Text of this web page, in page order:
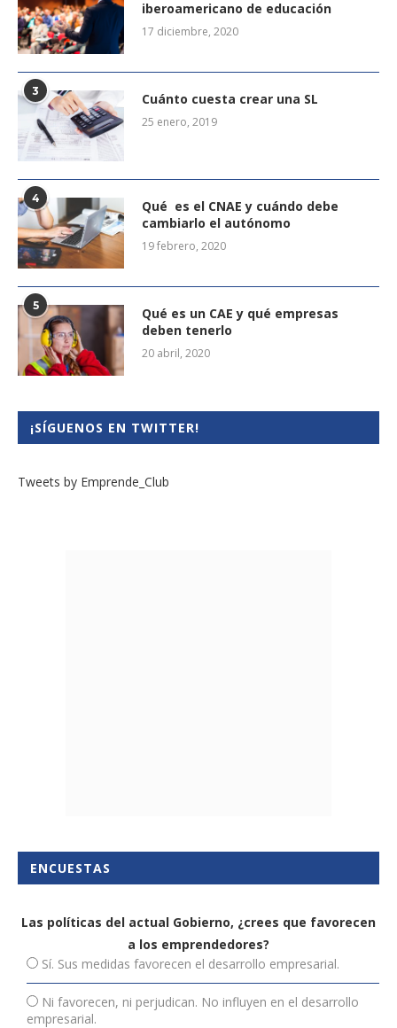
iberoamericano de educación
17 diciembre, 2020
3 Cuánto cuesta crear una SL
25 enero, 2019
4
Qué es el CNAE y cuándo debe
cambiarlo el autónomo
19 febrero, 2020
5
Qué es un CAE y qué empresas
deben tenerlo
20 abril, 2020
¡SÍGUENOS EN TWITTER!
Tweets by Emprende_Club
ENCUESTAS
Las políticas del actual Gobierno, ¿crees que favorecen
a los emprendedores?
Sí. Sus medidas favorecen el desarrollo empresarial.
Ni favorecen, ni perjudican. No influyen en el desarrollo
empresarial.